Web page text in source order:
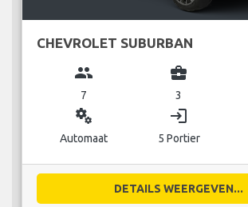
CHEVROLET SUBURBAN
group
7
business_center
3
miscellaneous_services
Automaat
login
5 Portier
DETAILS WEERGEVEN...